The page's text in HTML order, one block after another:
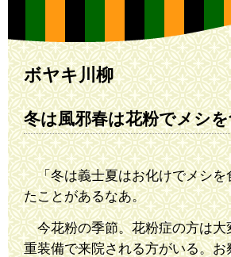
ボヤキ川柳
冬は風邪春は花粉でメ
「冬は義士夏はお化けでメシを
たことがあるなあ。
今花粉の季節。花粉症の方は大
重装備で来院される方がいる。